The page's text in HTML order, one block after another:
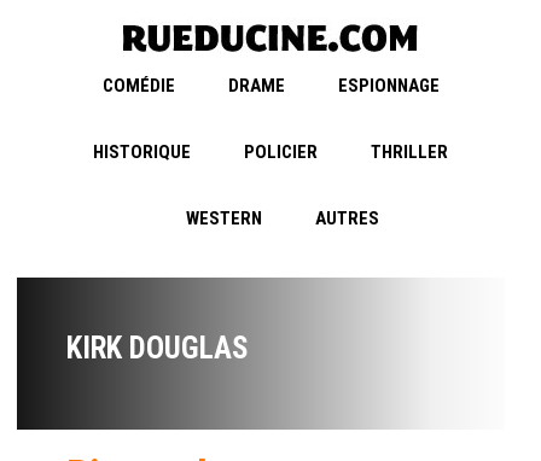
COMÉDIE DRAME ESPIONNAGE
HISTORIQUE POLICIER THRILLER
WESTERN AUTRES
KIRK DOUGLAS